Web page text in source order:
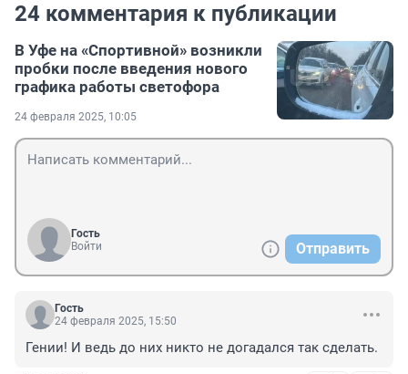
24 комментария к публикации
В Уфе на «Спортивной» возникли
пробки после введения нового
графика работы светофора
24 февраля 2025, 10:05
Гость
Войти
Отправить
Гость
24 февраля 2025, 15:50
Гении! И ведь до них никто не догадался так сделать.